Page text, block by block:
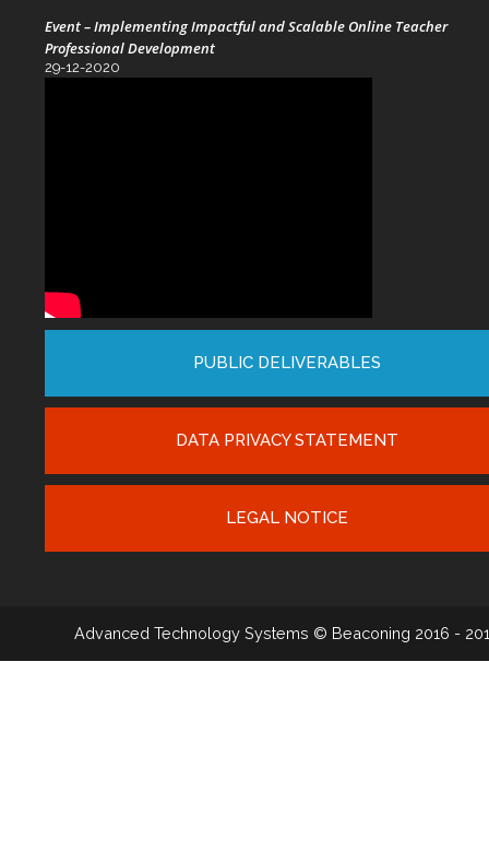
Event – Implementing Impactful and Scalable Online Teacher
Professional Development
29-12-2020
PUBLIC DELIVERABLES
DATA PRIVACY STATEMENT
LEGAL NOTICE
Advanced Technology Systems © Beaconing 2016 -